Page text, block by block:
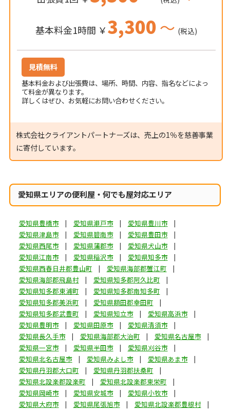
基本料金1時間 ￥3,300～ (税込)
見積無料
基本料金および出張費は、場所、時間、内容、指名などによっ
て料金が異なります。
詳しくはぜひ、お気軽にお問い合わせください。
株式会社クライアントパートナーズは、売上の1％を慈善事業
に寄付しています。
愛知県エリアの便利屋・何でも屋対応エリア
愛知県豊橋市 愛知県瀬戸市
愛知県豊川市
愛知県津島市
愛知県碧南市
愛知県豊田市
愛知県西尾市
愛知県蒲郡市
愛知県犬山市
愛知県江南市
愛知県稲沢市
愛知県知多市
愛知県西春日井郡豊山町
愛知県海部郡蟹江町
愛知県海部郡飛島村
愛知県知多郡阿久比町
愛知県知多郡東浦町
愛知県知多郡南知多町
愛知県知多郡美浜町
愛知県額田郡幸田町
愛知県知多郡武豊町
愛知県知立市
愛知県高浜市
愛知県豊明市
愛知県田原市
愛知県清須市
愛知県長久手市
愛知県海部郡大治町
愛知県名古屋市
愛知県一宮市
愛知県半田市
愛知県刈谷市
愛知県北名古屋市
愛知県みよし市
愛知県あま市
愛知県丹羽郡大口町
愛知県丹羽郡扶桑町
愛知県北設楽郡設楽町
愛知県北設楽郡東栄町
愛知県岡崎市
愛知県安城市
愛知県小牧市
愛知県大府市
愛知県尾張旭市
愛知県北設楽郡豊根村